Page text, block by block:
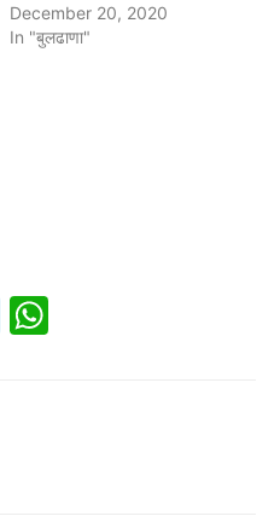
December 20, 2020
In "बुलढाणा"
Telegram